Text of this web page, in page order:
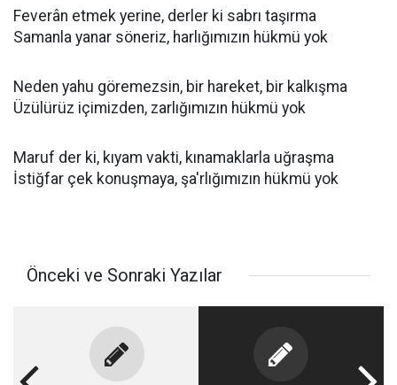
Feverân etmek yerine, derler ki sabrı taşırma
Samanla yanar söneriz, harlığımızın hükmü yok
Neden yahu göremezsin, bir hareket, bir kalkışma
Üzülürüz içimizden, zarlığımızın hükmü yok
Maruf der ki, kıyam vakti, kınamaklarla uğraşma
İstiğfar çek konuşmaya, şa'rlığımızın hükmü yok
Önceki ve Sonraki Yazılar